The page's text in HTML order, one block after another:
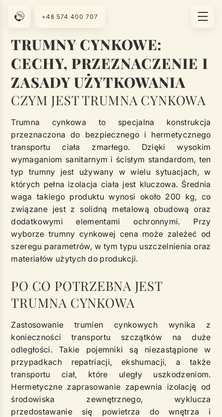
TRUMNY CYNKOWE:
CECHY, PRZEZNACZENIE I
ZASADY UŻYTKOWANIA
CZYM JEST TRUMNA CYNKOWA
Trumna cynkowa to specjalna konstrukcja
przeznaczona do bezpiecznego i hermetycznego
transportu ciała zmarłego. Dzięki wysokim
wymaganiom sanitarnym i ścisłym standardom, ten
typ trumny jest używany w wielu sytuacjach, w
których pełna izolacja ciała jest kluczowa. Średnia
waga takiego produktu wynosi około 200 kg, co
związane jest z solidną metalową obudową oraz
dodatkowymi elementami ochronnymi. Przy
wyborze trumny cynkowej cena może zależeć od
szeregu parametrów, w tym typu uszczelnienia oraz
materiałów użytych do produkcji.
PO CO POTRZEBNA JEST
TRUMNA CYNKOWA
Zastosowanie trumien cynkowych wynika z
konieczności transportu szczątków na duże
odległości. Takie pojemniki są niezastąpione w
przypadkach repatriacji, ekshumacji, a także
transportu ciał, które uległy uszkodzeniom.
Hermetyczne zaprasowanie zapewnia izolację od
środowiska zewnętrznego, wyklucza
przedostawanie się powietrza do wnętrza i
+48 574 400 707